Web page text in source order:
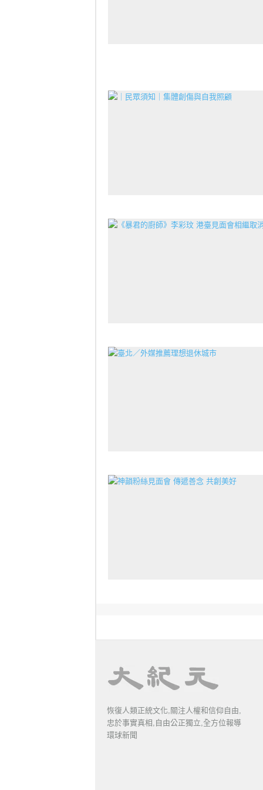
恢復人類正統文化,關注人權和信仰自由,
忠於事實真相,自由公正獨立,全方位報導
環球新聞